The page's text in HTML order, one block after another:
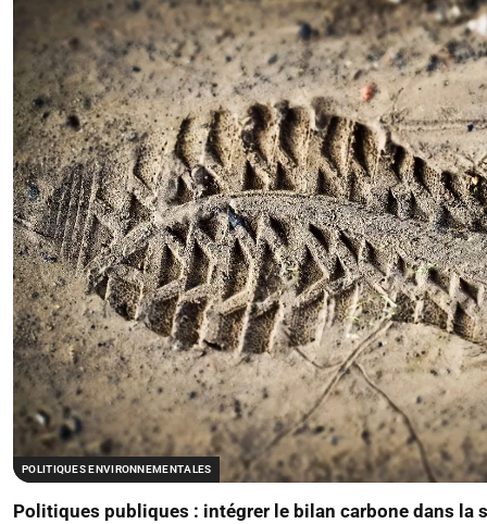
POLITIQUES ENVIRONNEMENTALES
Politiques publiques : intégrer le bilan carbone dans la